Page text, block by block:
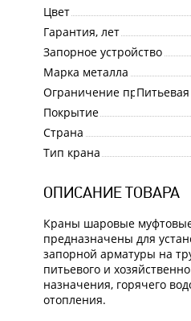
Цвет
Гарантия, лет
Запорное устройство
Марка металла
Ограничение применения
Покрытие
Страна
Тип крана
ОПИСАНИЕ ТОВАРА
Краны шаровые
предназначены для
запорной арматуры на
питьевого и
назначения, горячего
отопления.